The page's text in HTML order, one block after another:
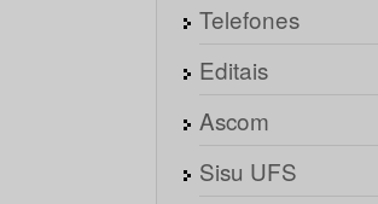
Telefones
Editais
Ascom
Sisu UFS